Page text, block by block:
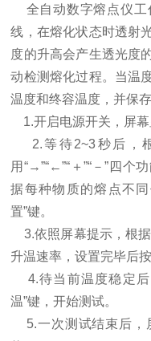
全自动数字熔点仪工
线，在熔化状态时透射
度的升高会产生透光度
动检测熔化过程。当温
温度和终容温度，并保
1.开启电源开关，屏幕
2.等待2~3秒后，
用“→”“←”“＋”“－”四
据每种物质的熔点不
置”键。
3.依照屏幕提示，根据
升温速率，设置完毕后按
4.待当前温度稳定后
温”键，开始测试。
5.一次测试结束后，